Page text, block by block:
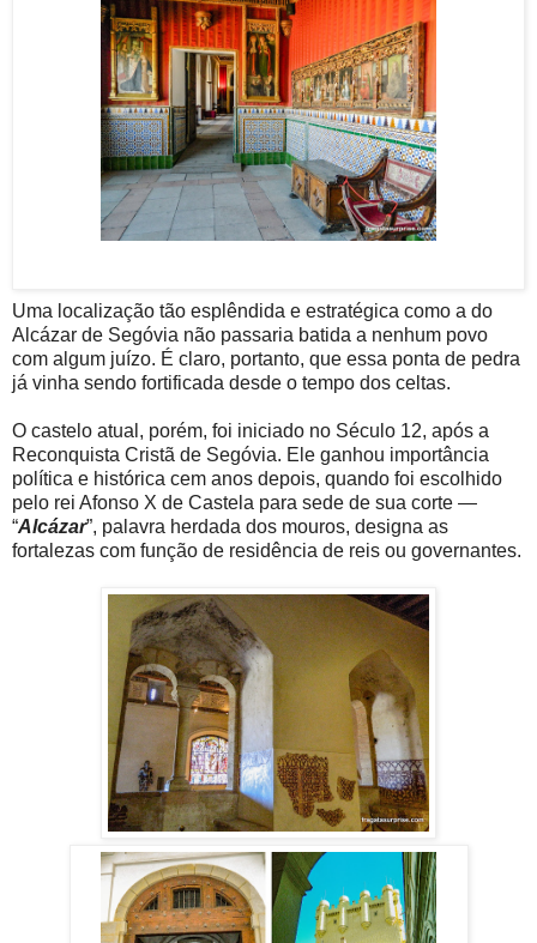
Uma localização tão esplêndida e estratégica como a do
Alcázar de Segóvia não passaria batida a nenhum povo
com algum juízo. É claro, portanto, que essa ponta de pedra
já vinha sendo fortificada desde o tempo dos celtas.
O castelo atual, porém, foi iniciado no Século 12, após a
Reconquista Cristã de Segóvia. Ele ganhou importância
política e histórica cem anos depois, quando foi escolhido
pelo rei Afonso X de Castela para sede de sua corte —
“Alcázar”, palavra herdada dos mouros, designa as
fortalezas com função de residência de reis ou governantes.